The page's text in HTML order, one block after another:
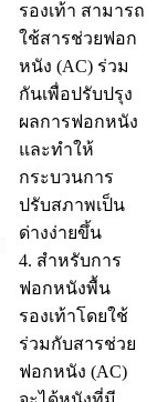
รองเท้า สามารถ
ใช้สารช่วยฟอก
หนัง (AC) ร่วม
กันเพื่อปรับปรุง
ผลการฟอกหนัง
และทำให้
กระบวนการ
ปรับสภาพเป็น
ด่างง่ายขึ้น
4. สำหรับการ
ฟอกหนังพื้น
รองเท้าโดยใช้
ร่วมกับสารช่วย
ฟอกหนัง (AC)